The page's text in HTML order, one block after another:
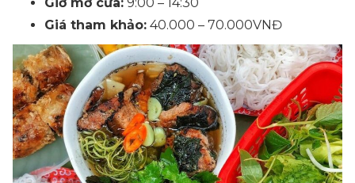
Giá tham khảo: 40.000 – 70.000VNĐ